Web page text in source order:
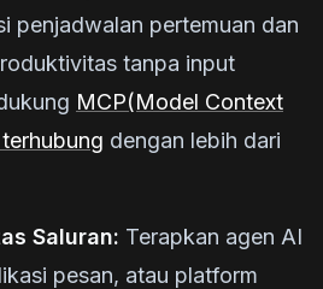
penjadwalan pertemuan dan
tanpa input
MCP(Model Context
dengan lebih dari
Saluran: Terapkan agen AI
pesan, atau platform